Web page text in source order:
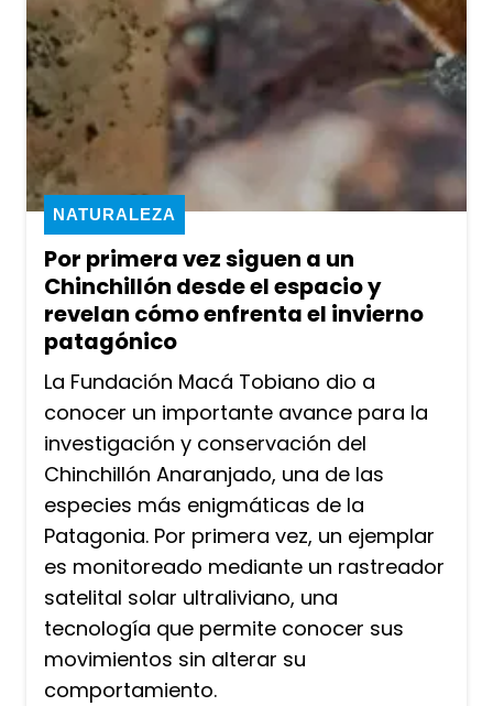
Por primera vez siguen a un
Chinchillón desde el espacio y
revelan cómo enfrenta el invierno
patagónico
NATURALEZA
La Fundación Macá Tobiano dio a
conocer un importante avance para la
investigación y conservación del
Chinchillón Anaranjado, una de las
especies más enigmáticas de la
Patagonia. Por primera vez, un ejemplar
es monitoreado mediante un rastreador
satelital solar ultraliviano, una
tecnología que permite conocer sus
movimientos sin alterar su
comportamiento.